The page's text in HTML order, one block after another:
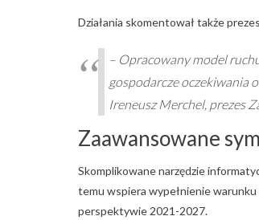
Działania skomentował także
– Opracowany model
gospodarcze oczekiwania
Ireneusz Merchel, prezes
Zaawansowane
Skomplikowane narzędzie
temu wspiera wypełnienie
perspektywie 2021-2027.